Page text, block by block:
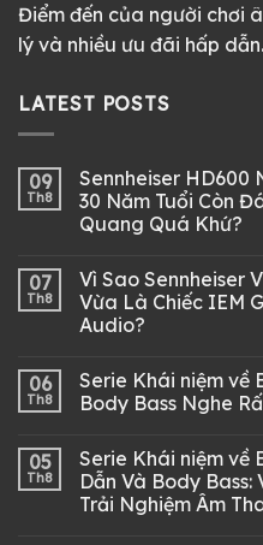
Điểm đến của người chơi
lý và nhiều ưu đãi hấp dẫn.
LATEST POSTS
09
Th8
Sennheiser HD600
30 Năm Tuổi Còn
Quang Quá Khứ?
07
Th8
Vì Sao Sennheiser
Vừa Là Chiếc IEM
Audio?
06
Th8
Serie Khái niệm về
Body Bass Nghe
05
Th8
Serie Khái niệm về
Dẫn Và Body
Trải Nghiệm Âm